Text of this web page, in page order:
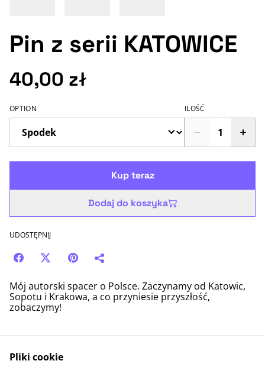
Pin z serii KATOWICE
40,00 zł
OPTION ILOŚĆ
Kup teraz
Dodaj do koszyka
UDOSTĘPNIJ
Mój autorski spacer o Polsce. Zaczynamy od Katowic,
Sopotu i Krakowa, a co przyniesie przyszłość,
zobaczymy!
Pliki cookie